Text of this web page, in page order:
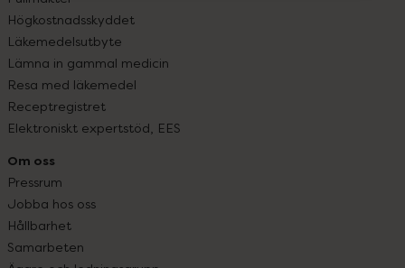
Högkostnadsskyddet
Läkemedelsutbyte
Lämna in gammal medicin
Resa med läkemedel
Receptregistret
Elektroniskt expertstöd, EES
Om oss
Pressrum
Jobba hos oss
Hållbarhet
Samarbeten